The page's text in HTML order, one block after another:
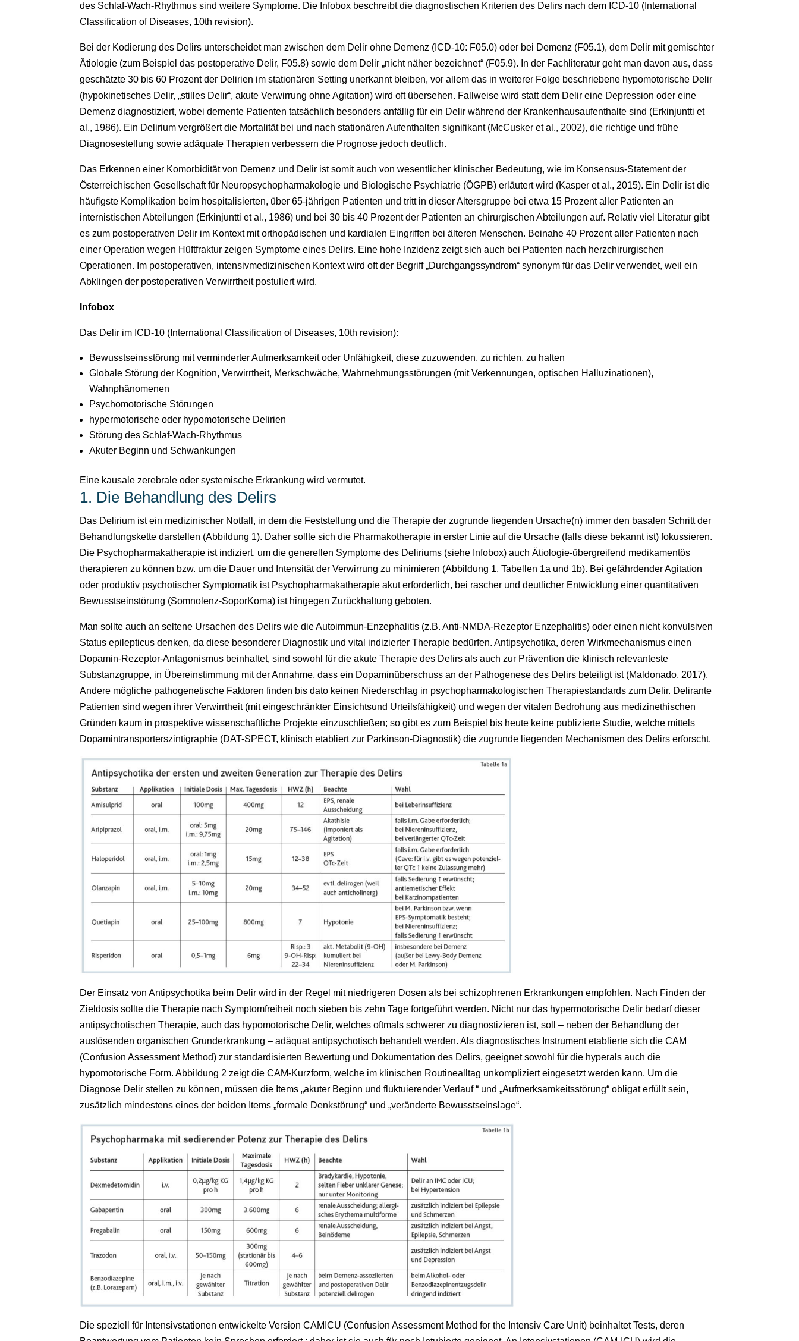
des Schlaf-Wach-Rhythmus sind weitere Symptome. Die Infobox beschreibt die diagnostischen Kriterien des Delirs nach dem ICD-10 (International
Classification of Diseases, 10th revision).
Bei der Kodierung des Delirs unterscheidet man zwischen dem Delir ohne Demenz (ICD-10: F05.0) oder bei Demenz (F05.1), dem Delir mit gemischter
Ätiologie (zum Beispiel das postoperative Delir, F05.8) sowie dem Delir „nicht näher bezeichnet“ (F05.9). In der Fachliteratur geht man davon aus, dass
geschätzte 30 bis 60 Prozent der Delirien im stationären Setting unerkannt bleiben, vor allem das in weiterer Folge beschriebene hypomotorische Delir
(hypokinetisches Delir, „stilles Delir“, akute Verwirrung ohne Agitation) wird oft übersehen. Fallweise wird statt dem Delir eine Depression oder eine
Demenz diagnostiziert, wobei demente Patienten tatsächlich besonders anfällig für ein Delir während der Krankenhausaufenthalte sind (Erkinjuntti et
al., 1986). Ein Delirium vergrößert die Mortalität bei und nach stationären Aufenthalten signifikant (McCusker et al., 2002), die richtige und frühe
Diagnosestellung sowie adäquate Therapien verbessern die Prognose jedoch deutlich.
Das Erkennen einer Komorbidität von Demenz und Delir ist somit auch von wesentlicher klinischer Bedeutung, wie im Konsensus-Statement der
Österreichischen Gesellschaft für Neuropsychopharmakologie und Biologische Psychiatrie (ÖGPB) erläutert wird (Kasper et al., 2015). Ein Delir ist die
häufigste Komplikation beim hospitalisierten, über 65-jährigen Patienten und tritt in dieser Altersgruppe bei etwa 15 Prozent aller Patienten an
internistischen Abteilungen (Erkinjuntti et al., 1986) und bei 30 bis 40 Prozent der Patienten an chirurgischen Abteilungen auf. Relativ viel Literatur gibt
es zum postoperativen Delir im Kontext mit orthopädischen und kardialen Eingriffen bei älteren Menschen. Beinahe 40 Prozent aller Patienten nach
einer Operation wegen Hüftfraktur zeigen Symptome eines Delirs. Eine hohe Inzidenz zeigt sich auch bei Patienten nach herzchirurgischen
Operationen. Im postoperativen, intensivmedizinischen Kontext wird oft der Begriff „Durchgangssyndrom“ synonym für das Delir verwendet, weil ein
Abklingen der postoperativen Verwirrtheit postuliert wird.
Infobox
Das Delir im ICD-10 (International Classification of Diseases, 10th revision):
Bewusstseinsstörung mit verminderter Aufmerksamkeit oder Unfähigkeit, diese zuzuwenden, zu richten, zu halten
Globale Störung der Kognition, Verwirrtheit, Merkschwäche, Wahrnehmungsstörungen (mit Verkennungen, optischen Halluzinationen),
Wahnphänomenen
Psychomotorische Störungen
hypermotorische oder hypomotorische Delirien
Störung des Schlaf-Wach-Rhythmus
Akuter Beginn und Schwankungen
Eine kausale zerebrale oder systemische Erkrankung wird vermutet.
1. Die Behandlung des Delirs
Das Delirium ist ein medizinischer Notfall, in dem die Feststellung und die Therapie der zugrunde liegenden Ursache(n) immer den basalen Schritt der
Behandlungskette darstellen (Abbildung 1). Daher sollte sich die Pharmakotherapie in erster Linie auf die Ursache (falls diese bekannt ist) fokussieren.
Die Psychopharmakatherapie ist indiziert, um die generellen Symptome des Deliriums (siehe Infobox) auch Ätiologie-übergreifend medikamentös
therapieren zu können bzw. um die Dauer und Intensität der Verwirrung zu minimieren (Abbildung 1, Tabellen 1a und 1b). Bei gefährdender Agitation
oder produktiv psychotischer Symptomatik ist Psychopharmakatherapie akut erforderlich, bei rascher und deutlicher Entwicklung einer quantitativen
Bewusstseinstörung (Somnolenz-SoporKoma) ist hingegen Zurückhaltung geboten.
Man sollte auch an seltene Ursachen des Delirs wie die Autoimmun-Enzephalitis (z.B. Anti-NMDA-Rezeptor Enzephalitis) oder einen nicht konvulsiven
Status epilepticus denken, da diese besonderer Diagnostik und vital indizierter Therapie bedürfen. Antipsychotika, deren Wirkmechanismus einen
Dopamin-Rezeptor-Antagonismus beinhaltet, sind sowohl für die akute Therapie des Delirs als auch zur Prävention die klinisch relevanteste
Substanzgruppe, in Übereinstimmung mit der Annahme, dass ein Dopaminüberschuss an der Pathogenese des Delirs beteiligt ist (Maldonado, 2017).
Andere mögliche pathogenetische Faktoren finden bis dato keinen Niederschlag in psychopharmakologischen Therapiestandards zum Delir. Delirante
Patienten sind wegen ihrer Verwirrtheit (mit eingeschränkter Einsichtsund Urteilsfähigkeit) und wegen der vitalen Bedrohung aus medizinethischen
Gründen kaum in prospektive wissenschaftliche Projekte einzuschließen; so gibt es zum Beispiel bis heute keine publizierte Studie, welche mittels
Dopamintransporterszintigraphie (DAT-SPECT, klinisch etabliert zur Parkinson-Diagnostik) die zugrunde liegenden Mechanismen des Delirs erforscht.
Der Einsatz von Antipsychotika beim Delir wird in der Regel mit niedrigeren Dosen als bei schizophrenen Erkrankungen empfohlen. Nach Finden der
Zieldosis sollte die Therapie nach Symptomfreiheit noch sieben bis zehn Tage fortgeführt werden. Nicht nur das hypermotorische Delir bedarf dieser
antipsychotischen Therapie, auch das hypomotorische Delir, welches oftmals schwerer zu diagnostizieren ist, soll – neben der Behandlung der
auslösenden organischen Grunderkrankung – adäquat antipsychotisch behandelt werden. Als diagnostisches Instrument etablierte sich die CAM
(Confusion Assessment Method) zur standardisierten Bewertung und Dokumentation des Delirs, geeignet sowohl für die hyperals auch die
hypomotorische Form. Abbildung 2 zeigt die CAM-Kurzform, welche im klinischen Routinealltag unkompliziert eingesetzt werden kann. Um die
Diagnose Delir stellen zu können, müssen die Items „akuter Beginn und fluktuierender Verlauf “ und „Aufmerksamkeitsstörung“ obligat erfüllt sein,
zusätzlich mindestens eines der beiden Items „formale Denkstörung“ und „veränderte Bewusstseinslage“.
Die speziell für Intensivstationen entwickelte Version CAMICU (Confusion Assessment Method for the Intensiv Care Unit) beinhaltet Tests, deren